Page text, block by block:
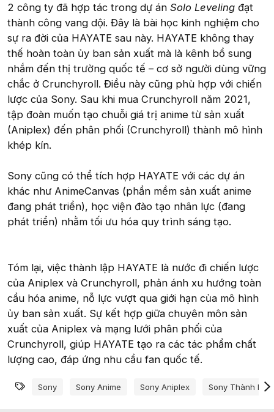
2 công ty đã hợp tác trong dự án Solo Leveling đạt
thành công vang dội. Đây là bài học kinh nghiệm cho
sự ra đời của HAYATE sau này. HAYATE không thay
thế hoàn toàn ủy ban sản xuất mà là kênh bổ sung
nhắm đến thị trường quốc tế – cơ sở người dùng vững
chắc ở Crunchyroll. Điều này cũng phù hợp với chiến
lược của Sony. Sau khi mua Crunchyroll năm 2021,
tập đoàn muốn tạo chuỗi giá trị anime từ sản xuất
(Aniplex) đến phân phối (Crunchyroll) thành mô hình
khép kín.
Sony cũng có thể tích hợp HAYATE với các dự án
khác như AnimeCanvas (phần mềm sản xuất anime
đang phát triển), học viện đào tạo nhân lực (đang
phát triển) nhằm tối ưu hóa quy trình sáng tạo.
Tóm lại, việc thành lập HAYATE là nước đi chiến lược
của Aniplex và Crunchyroll, phản ánh xu hướng toàn
cầu hóa anime, nỗ lực vượt qua giới hạn của mô hình
ủy ban sản xuất. Sự kết hợp giữa chuyên môn sản
xuất của Aniplex và mạng lưới phân phối của
Crunchyroll, giúp HAYATE tạo ra các tác phẩm chất
lượng cao, đáp ứng nhu cầu fan quốc tế.
Từ khóa
Sony Sony Anime Sony Aniplex Sony Thành Lập